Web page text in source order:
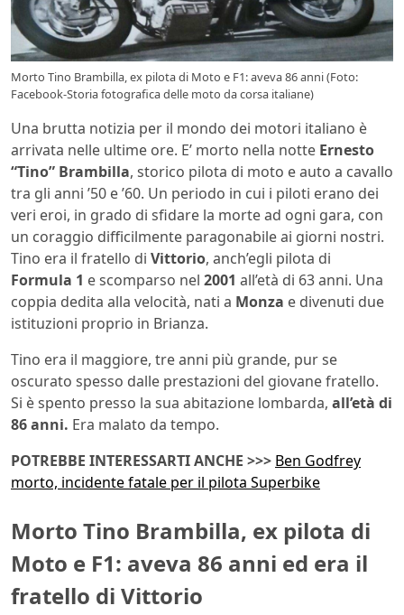
Morto Tino Brambilla, ex pilota di Moto e F1: aveva 86 anni (Foto:
Facebook-Storia fotografica delle moto da corsa italiane)
Una brutta notizia per il mondo dei motori italiano è
arrivata nelle ultime ore. E’ morto nella notte Ernesto
“Tino” Brambilla, storico pilota di moto e auto a cavallo
tra gli anni ’50 e ’60. Un periodo in cui i piloti erano dei
veri eroi, in grado di sfidare la morte ad ogni gara, con
un coraggio difficilmente paragonabile ai giorni nostri.
Tino era il fratello di Vittorio, anch’egli pilota di
Formula 1 e scomparso nel 2001 all’età di 63 anni. Una
coppia dedita alla velocità, nati a Monza e divenuti due
istituzioni proprio in Brianza.
Tino era il maggiore, tre anni più grande, pur se
oscurato spesso dalle prestazioni del giovane fratello.
Si è spento presso la sua abitazione lombarda, all’età di
86 anni. Era malato da tempo.
POTREBBE INTERESSARTI ANCHE >>> Ben Godfrey
morto, incidente fatale per il pilota Superbike
Morto Tino Brambilla, ex pilota di
Moto e F1: aveva 86 anni ed era il
fratello di Vittorio